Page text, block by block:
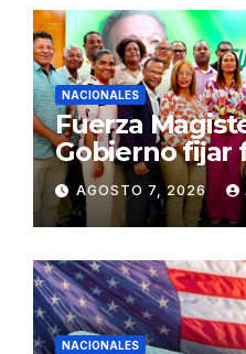
NACIONALES
Fuerza
Gobierno fijar
pago de la
Desempeño
AGOSTO 7, 2026
NACIONALES